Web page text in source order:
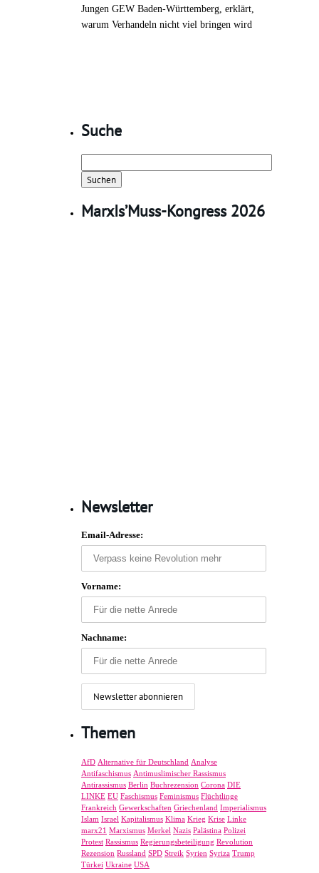
Jungen GEW Baden-Württemberg, erklärt,
warum Verhandeln nicht viel bringen wird
Suche
Suchen
nach:
MarxIs’Muss-Kongress 2026
Newsletter
Email-Adresse:
Vorname:
Nachname:
Themen
AfD Alternative für Deutschland Analyse
Antifaschismus Antimuslimischer Rassismus
Antirassismus Berlin Buchrezension Corona DIE
LINKE EU Faschismus Feminismus Flüchtlinge
Frankreich Gewerkschaften Griechenland Imperialismus
Islam Israel Kapitalismus Klima Krieg Krise Linke
marx21 Marxismus Merkel Nazis Palästina Polizei
Protest Rassismus Regierungsbeteiligung Revolution
Rezension Russland SPD Streik Syrien Syriza Trump
Türkei Ukraine USA